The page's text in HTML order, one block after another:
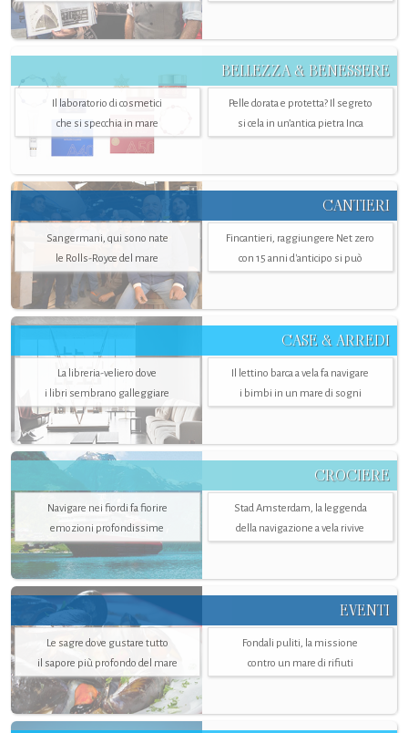
BELLEZZA & BENESSERE
Il laboratorio di cosmetici
che si specchia in mare
Pelle dorata e protetta? Il segreto
si cela in un’antica pietra Inca
CANTIERI
Sangermani, qui sono nate
le Rolls-Royce del mare
Fincantieri, raggiungere Net zero
con 15 anni d'anticipo si può
CASE & ARREDI
La libreria-veliero dove
i libri sembrano galleggiare
Il lettino barca a vela fa navigare
i bimbi in un mare di sogni
CROCIERE
Navigare nei fiordi fa fiorire
emozioni profondissime
Stad Amsterdam, la leggenda
della navigazione a vela rivive
EVENTI
Le sagre dove gustare tutto
il sapore più profondo del mare
Fondali puliti, la missione
contro un mare di rifiuti